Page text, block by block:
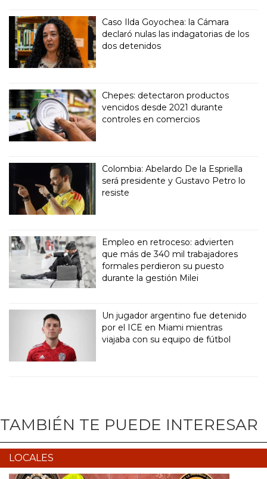
Caso Ilda Goyochea: la Cámara
declaró nulas las indagatorias de los
dos detenidos
Chepes: detectaron productos
vencidos desde 2021 durante
controles en comercios
Colombia: Abelardo De la Espriella
será presidente y Gustavo Petro lo
resiste
Empleo en retroceso: advierten
que más de 340 mil trabajadores
formales perdieron su puesto
durante la gestión Milei
Un jugador argentino fue detenido
por el ICE en Miami mientras
viajaba con su equipo de fútbol
TAMBIÉN TE PUEDE INTERESAR
LOCALES